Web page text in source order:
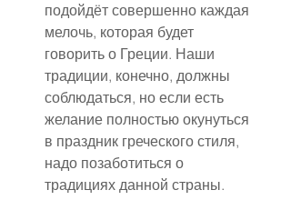
подойдёт совершенно каждая
мелочь, которая будет
говорить о Греции. Наши
традиции, конечно, должны
соблюдаться, но если есть
желание полностью окунуться
в праздник греческого стиля,
надо позаботиться о
традициях данной страны.